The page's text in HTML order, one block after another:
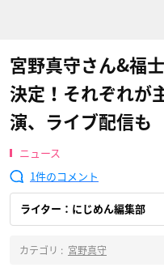
宮野真守さん&福
決定！それぞれが
演、ライブ配信も
ニュース
1
ライター：にじめん編集部
カテゴリ : 宮野真守